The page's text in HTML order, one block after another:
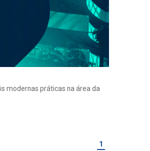
modernas práticas na área da
1